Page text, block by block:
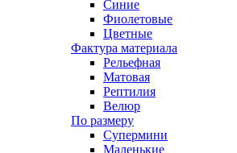
Синие
Фиолетовые
Цветные
Фактура материала
Рельефная
Матовая
Рептилия
Велюр
По размеру
Супермини
Маленькие